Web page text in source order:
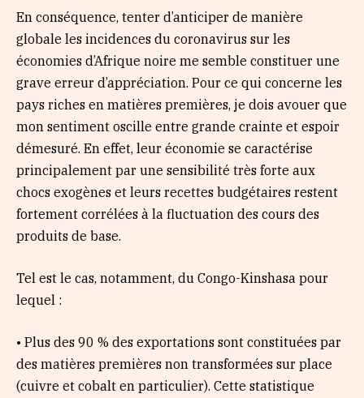
En conséquence, tenter d’anticiper de manière
globale les incidences du coronavirus sur les
économies d’Afrique noire me semble constituer une
grave erreur d’appréciation. Pour ce qui concerne les
pays riches en matières premières, je dois avouer que
mon sentiment oscille entre grande crainte et espoir
démesuré. En effet, leur économie se caractérise
principalement par une sensibilité très forte aux
chocs exogènes et leurs recettes budgétaires restent
fortement corrélées à la fluctuation des cours des
produits de base.
Tel est le cas, notamment, du Congo-Kinshasa pour
lequel :
• Plus des 90 % des exportations sont constituées par
des matières premières non transformées sur place
(cuivre et cobalt en particulier). Cette statistique